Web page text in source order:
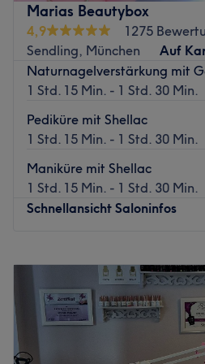
Hygienestandards können Sie
und Ihren Füßen etwas Gutes tun.
Zurück zur
Marias Beautybox
4,9
1275
Sendling, München
Auf
Naturnagelverstärkung mit
1 Std. 15 Min. - 1 Std. 30 Min.
Pediküre mit Shellac
1 Std. 15 Min. - 1 Std. 30 Min.
Maniküre mit Shellac
1 Std. 15 Min. - 1 Std. 30 Min.
Schnellansicht Saloninfos
Mittwoch
Donnerstag
Freitag